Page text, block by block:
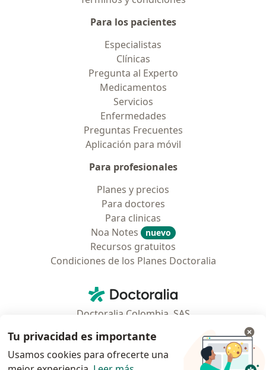
Para los pacientes
Especialistas
Clínicas
Pregunta al Experto
Medicamentos
Servicios
Enfermedades
Preguntas Frecuentes
Aplicación para móvil
Para profesionales
Planes y precios
Para doctores
Para clinicas
Noa Notes
nuevo
Recursos gratuitos
Condiciones de los Planes Doctoralia
Doctoralia - Página de inicio
Doctoralia Colombia, SAS
Municipio: Bogotá D.C., Colombia
Tu privacidad es importante
Usamos cookies para ofrecerte una